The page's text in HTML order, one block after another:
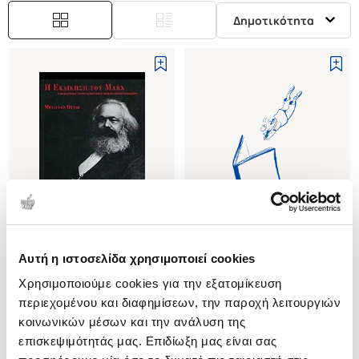
Αυτή η ιστοσελίδα χρησιμοποιεί cookies
Χρησιμοποιούμε cookies για την εξατομίκευση
περιεχομένου και διαφημίσεων, την παροχή λειτουργιών
κοινωνικών μέσων και την ανάλυση της
επισκεψιμότητάς μας. Επιδίωξη μας είναι σας
Δημοτικότητα
(0)
Η ΕΚΔΙΚΗΣΗ ΤΟΥ MARX
Η ΑΝΑΖΩΟΓΟΝΗΣΗ ΤΟΥ
ΚΑΠΙΤΑΛΙΣΜΟΥ ΚΑΙ ΤΟ ΤΕΛΟΣ
ΤΟΥ ΚΡΑΤΙΚΟΥ ΣΟΣΙΑΛΙΣΜΟΥ
DESAI MEGHNAD
Κωδ. Πολιτείας:3230-0995
(P/B) MARX'S REVENGE
THE RESURGENCE OF
CAPITALISM AND THE DEATH OF
STATIST SOCIALISM
DESAI MEGHNAD
Κωδ. Πολιτείας:0627-0100